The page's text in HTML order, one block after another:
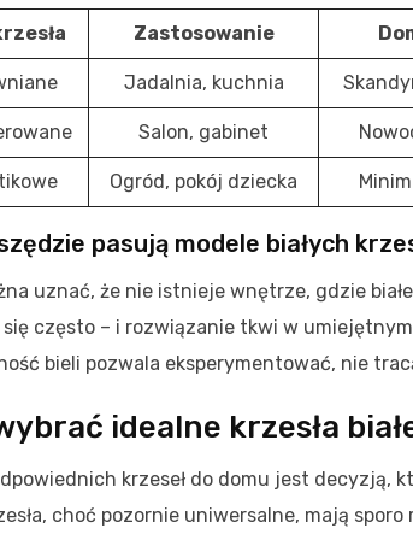
Zastosowanie
Jadalnia, kuchnia
Salon, gabinet
Ogród, pokój dziecka
pasują modele białych
uznać, że nie istnieje wnętrze, gdzie
często – i rozwiązanie tkwi w
bieli pozwala eksperymentować, nie
idealne krzesła
krzeseł do domu jest decyzją,
choć pozornie uniwersalne, mają